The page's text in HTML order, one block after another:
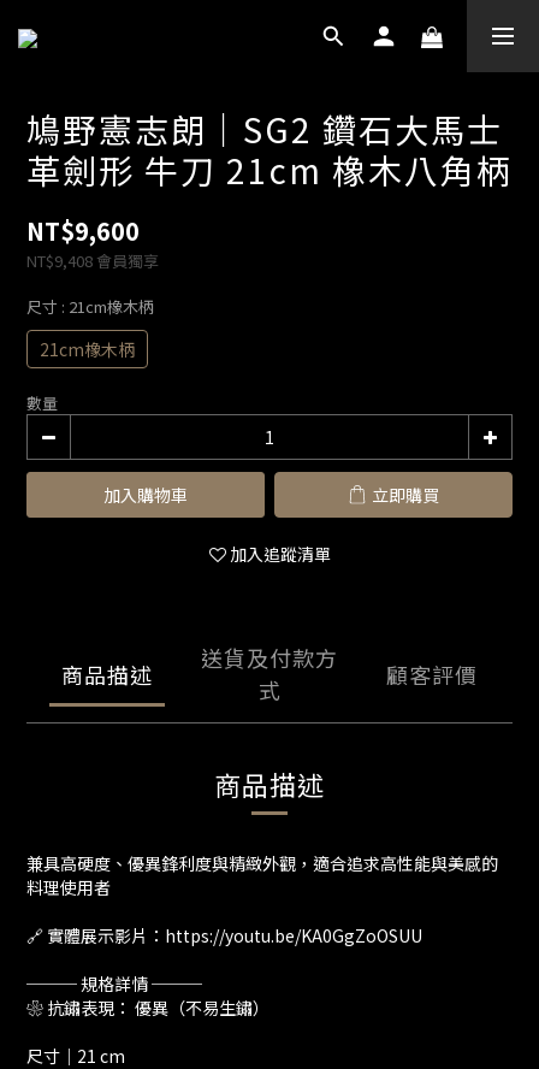
鳩野憲志朗｜SG2 鑽石大馬士
革劍形 牛刀 21cm 橡木八角柄
NT$9,600
NT$9,408 會員獨享
尺寸 : 21cm橡木柄
21cm橡木柄
數量
加入購物車 立即購買
加入追蹤清單
商品描述
送貨及付款方
式
顧客評價
商品描述
兼具高硬度、優異鋒利度與精緻外觀，適合追求高性能與美感的
料理使用者
🔗 實體展示影片：https://youtu.be/KA0GgZoOSUU
─── 規格詳情 ───
❀ 抗鏽表現： 優異（不易生鏽）
尺寸｜21 cm